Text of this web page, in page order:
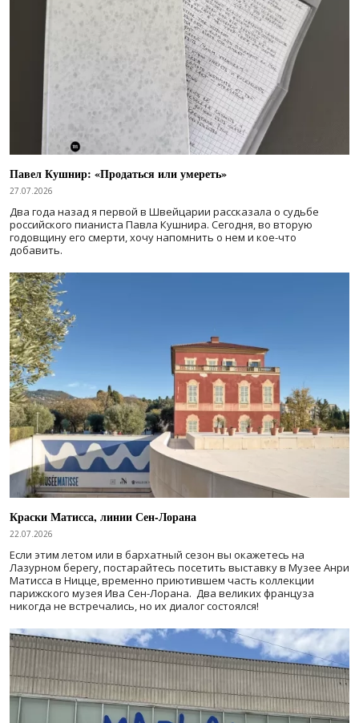
Павел Кушнир: «Продаться или умереть»
27.07.2026
Два года назад я первой в Швейцарии рассказала о судьбе
российского пианиста Павла Кушнира. Сегодня, во вторую
годовщину его смерти, хочу напомнить о нем и кое-что
добавить.
Краски Матисса, линии Сен-Лорана
22.07.2026
Если этим летом или в бархатный сезон вы окажетесь на
Лазурном берегу, постарайтесь посетить выставку в Музее Анри
Матисса в Ницце, временно приютившем часть коллекции
парижского музея Ива Сен-Лорана. Два великих француза
никогда не встречались, но их диалог состоялся!